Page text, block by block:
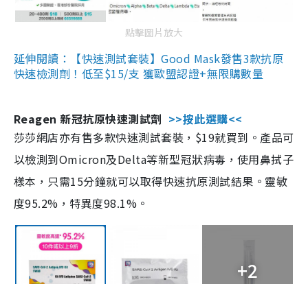
點擊圖片放大
延伸閱讀：【快速測試套裝】Good Mask發售3款抗原
快速檢測劑！低至$15/支 獲歐盟認證+無限購數量
Reagen 新冠抗原快速測試劑 >>按此選購<<
莎莎網店亦有售多款快速測試套裝，$19就買到。產品可
以檢測到Omicron及Delta等新型冠狀病毒，使用鼻拭子
樣本，只需15分鐘就可以取得快速抗原測試結果。靈敏
度95.2%，特異度98.1%。
+2